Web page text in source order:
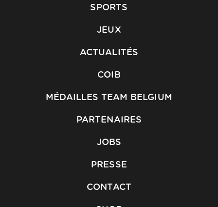
SPORTS
JEUX
ACTUALITÉS
COIB
MÉDAILLES TEAM BELGIUM
PARTENAIRES
JOBS
PRESSE
CONTACT